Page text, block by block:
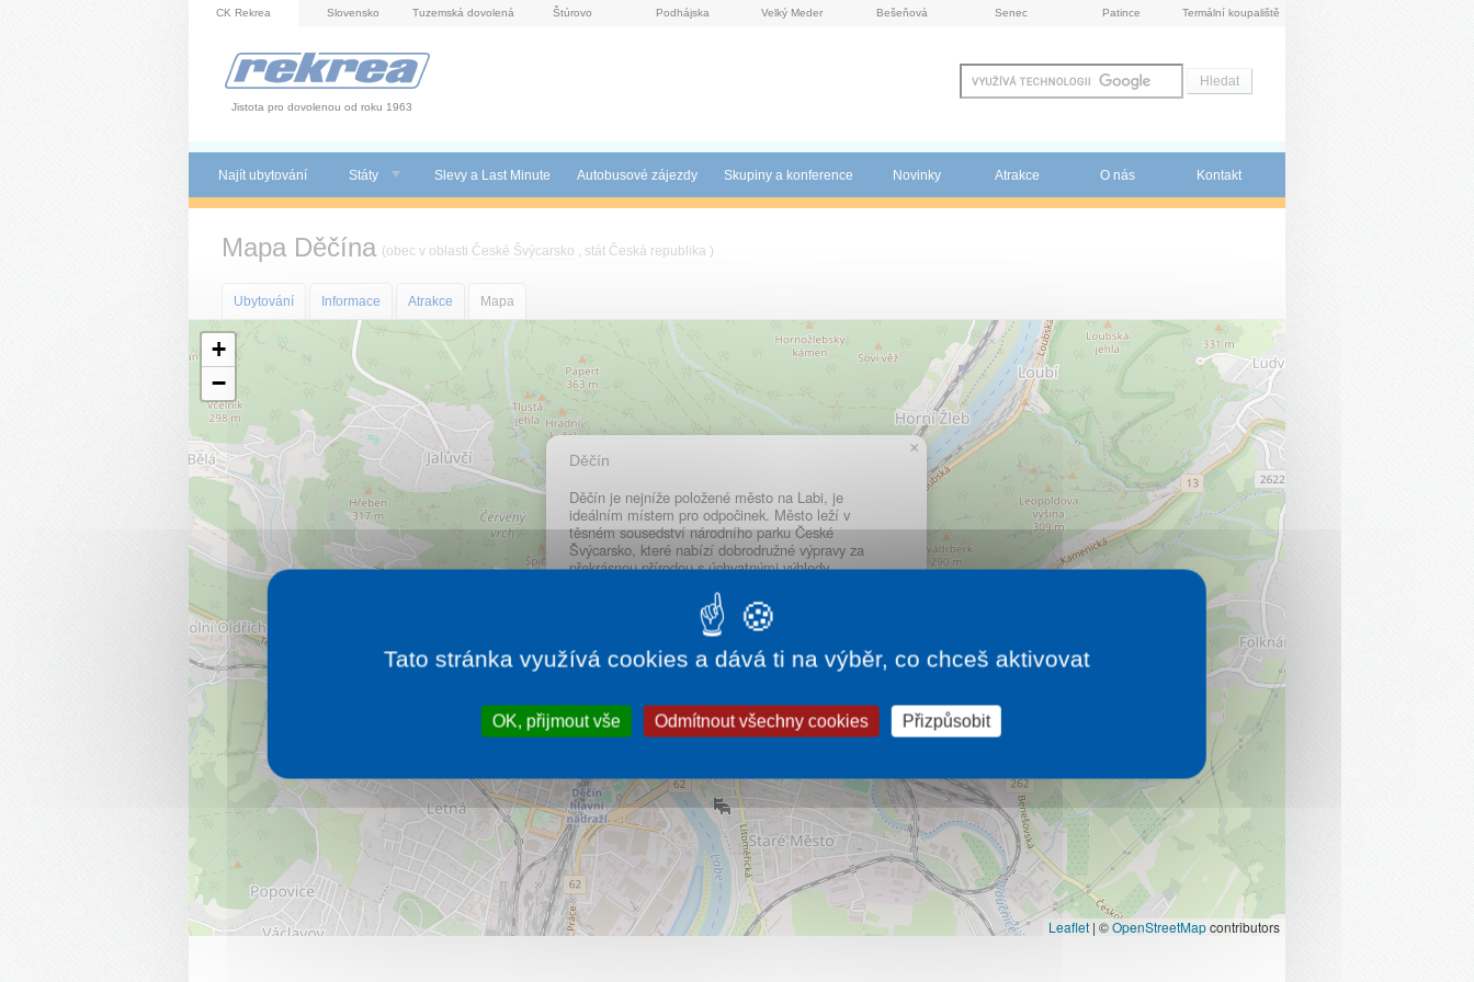
CK Rekrea Slovensko Tuzemská dovolená Štúrovo Podhájska Velký Meder Bešeňová Senec Patince Termální koupaliště
Jistota pro dovolenou od roku 1963
Najít ubytování Státy Slevy a Last Minute Autobusové zájezdy Skupiny a konference Novinky Atrakce O nás Kontakt
Mapa Děčína (obec v oblasti České Švýcarsko , stát Česká republika )
Ubytování Informace Atrakce Mapa
Děčín
Děčín je nejníže položené město na Labi, je
ideálním místem pro odpočinek. Město leží v
těsném sousedství národního parku České
Švýcarsko, které nabízí dobrodružné výpravy za
překrásnou přírodou s úchvatnými výhledy.
×
+
−
Leaflet | ©OpenStreetMapcontributors
Tato stránka využívá cookies a dává ti na výběr, co chceš aktivovat
OK, přijmout vše Odmítnout všechny cookies Přizpůsobit